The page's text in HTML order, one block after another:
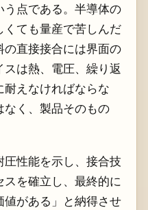
点である。半導体の
ても量産で苦しんだ
直接接合には界面の
は熱、電圧、繰り返
耐えなければならな
く、製品そのもの
性能を示し、接合技
を確立し、最終的に
がある」と納得させ